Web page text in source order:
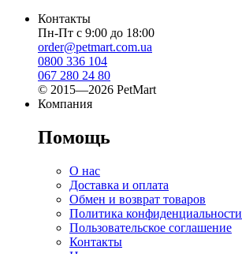
Контакты
Пн-Пт с 9:00 до 18:00
order@petmart.com.ua
0800 336 104
067 280 24 80
© 2015—2026 PetMart
Компания
Помощь
О нас
Доставка и оплата
Обмен и возврат товаров
Политика конфиденциальности
Пользовательское соглашение
Контакты